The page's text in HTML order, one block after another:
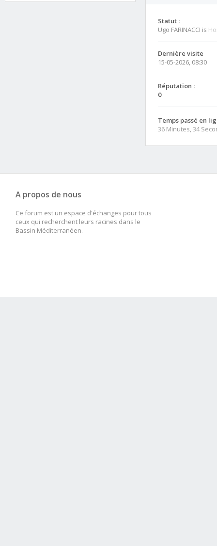
Statut :
Ugo FARINACCI is
Dernière visite
15-05-2026, 08:30
Réputation :
0
Temps passé en
36 Minutes, 34
A propos de nous
Ce forum est un espace d'échanges pour tous
ceux qui recherchent leurs racines dans le
Bassin Méditerranéen.